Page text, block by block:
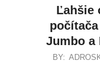
Ľahšie
Jumbo a
BY: